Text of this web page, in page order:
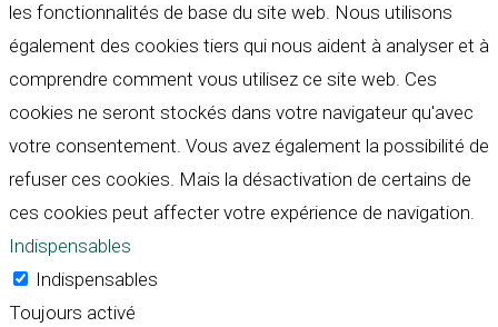
les fonctionnalités de base du site web. Nous utilisons
également des cookies tiers qui nous aident à analyser et à
comprendre comment vous utilisez ce site web. Ces
cookies ne seront stockés dans votre navigateur qu'avec
votre consentement. Vous avez également la possibilité de
refuser ces cookies. Mais la désactivation de certains de
ces cookies peut affecter votre expérience de navigation.
Indispensables
Indispensables
Toujours activé